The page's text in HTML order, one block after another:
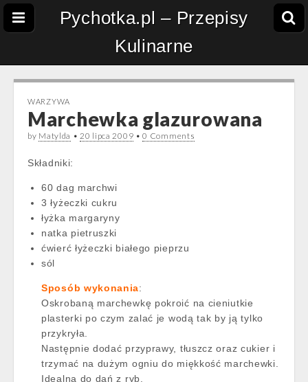
Pychotka.pl – Przepisy
Kulinarne
WARZYWA
Marchewka glazurowana
by Matylda •20 lipca 2009 •0 Comments
Składniki:
60 dag marchwi
3 łyżeczki cukru
łyżka margaryny
natka pietruszki
ćwierć łyżeczki białego pieprzu
sól
Sposób wykonania:
Oskrobaną marchewkę pokroić na cieniutkie
plasterki po czym zalać je wodą tak by ją tylko
przykryła.
Następnie dodać przyprawy, tłuszcz oraz cukier i
trzymać na dużym ogniu do miękkość marchewki.
Idealna do dań z ryb.